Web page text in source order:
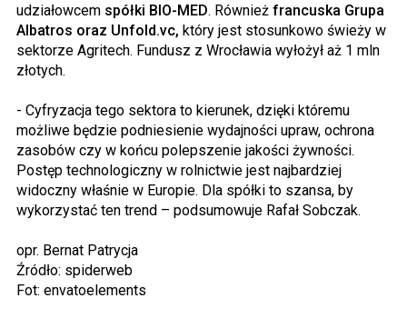
udziałowcem spółki BIO-MED. Również francuska Grupa
Albatros oraz Unfold.vc, który jest stosunkowo świeży w
sektorze Agritech. Fundusz z Wrocławia wyłożył aż 1 mln
złotych.
- Cyfryzacja tego sektora to kierunek, dzięki któremu
możliwe będzie podniesienie wydajności upraw, ochrona
zasobów czy w końcu polepszenie jakości żywności.
Postęp technologiczny w rolnictwie jest najbardziej
widoczny właśnie w Europie. Dla spółki to szansa, by
wykorzystać ten trend – podsumowuje Rafał Sobczak.
opr. Bernat Patrycja
Źródło: spiderweb
Fot: envatoelements